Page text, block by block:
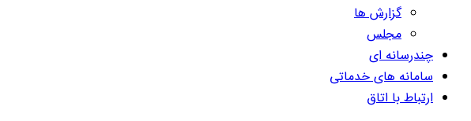
گزارش ها
مجلس
چندرسانه ای
سامانه های خدماتی
ارتباط با اتاق